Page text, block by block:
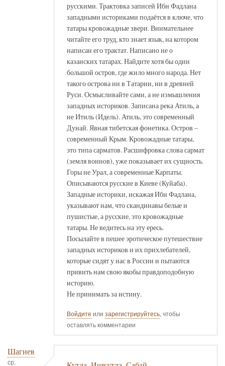
русскими. Трактовка записей Ибн Фадлана
западными историками подаётся в ключе, что
татары кровожадные звери. Внимательнее
читайте его труд, кто знает язык, на котором
написан его трактат. Написано не о
казанских татарах. Найдите хотя бы один
большой остров, где жило много народа. Нет
такого острова ни в Татарии, ни в древней
Руси. Осмысливайте сами, а не измышления
западных историков. Записана река Атиль, а
не Итиль (Идель). Атиль, это современный
Дунай. Явная тибетская фонетика. Остров –
современный Крым. Кровожадные татары,
это типа сарматов. Расшифровка слова сармат
(земля воинов), уже показывает их сущность.
Горы не Урал, а современные Карпаты.
Описываются русские в Киеве (Куйаба).
Западные историки, искажая Ибн Фадлана,
указывают нам, что скандинавы белые и
пушистые, а русские, это кровожадные
татары. Не ведитесь на эту ересь.
Посылайте в пешее эротическое путешествие
западных историков и их прихлебателей,
которые сидят у нас в России и пытаются
привить нам свою якобы правдоподобную
историю.
Не принимать за истину.
Войдите или зарегистрируйтесь, чтобы
оставлять комментарии
Шагиев
ср,